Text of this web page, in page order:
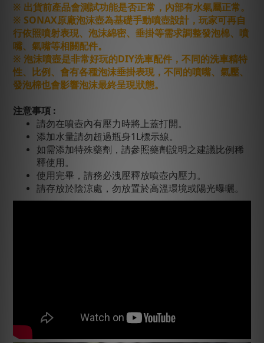
※ 出貨前產品會測試功能是否正常，內部有水氣屬正常。
※ SONAX原廠泡沫壺為基礎手動噴壺設計，玩家可再自
行依照噴射表現、泡沫綿密、垂掛等需求調整發泡棉、噴
嘴、氣嘴等相關配件。
※ 泡沫噴壺是非常好玩的DIY洗車配件，不同的洗車精特
性、比例、會有各種泡沫垂掛表現，不同的噴嘴、氣壓、
發泡棉也會影響泡沫最終呈現狀態。
注意事項 :
請勿在噴壺內有壓力時將上蓋打開。
添加水量請勿超過瓶身1L標示線。
如需添加特殊藥劑，請參照藥劑說明之建議比例稀
釋使用。
使用完畢，請務必洩壓釋放噴壺內壓力。
請存放於陰涼處，勿放置於高溫環境或陽光曝曬。